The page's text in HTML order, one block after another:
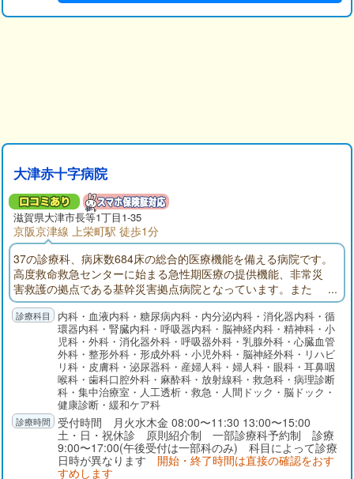
大津赤十字病院
滋賀県大津市長等1丁目1-35
京阪京津線 上栄町駅 徒歩1分
37の診療科、病床数684床の総合的医療機能を備える病院です。
高度救命救急センターに始まる急性期医療の提供機能、非常災
害救護の拠点である基幹災害拠点病院となっています。また
「地域医療支援病院」「がん診療連携拠点病院」の承認・指定
を受けています。内科・血液内科・糖尿病内科・内分泌内科・消化器内科・循
環器内科・腎臓内科・呼吸器内科・脳神経内科・精神科・小
児科・外科・消化器外科・呼吸器外科・乳腺外科・心臓血管
外科・整形外科・形成外科・小児外科・脳神経外科・リハビ
リ科・皮膚科・泌尿器科・産婦人科・婦人科・眼科・耳鼻咽
喉科・歯科口腔外科・麻酔科・放射線科・救急科・病理診断
科・集中治療室・人工透析・救急・人間ドック・脳ドック・
健康診断・緩和ケア科
受付時間 月火水木金 08:00〜11:30 13:00〜15:00
土・日・祝休診 原則紹介制 一部診療科予約制 診療
9:00〜17:00(午後受付は一部科のみ) 科目によって診療
日時が異なります 開始・終了時間は直接の確認をおす
すめします